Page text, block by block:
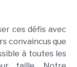
ces défis avec
convaincus que
à toutes les